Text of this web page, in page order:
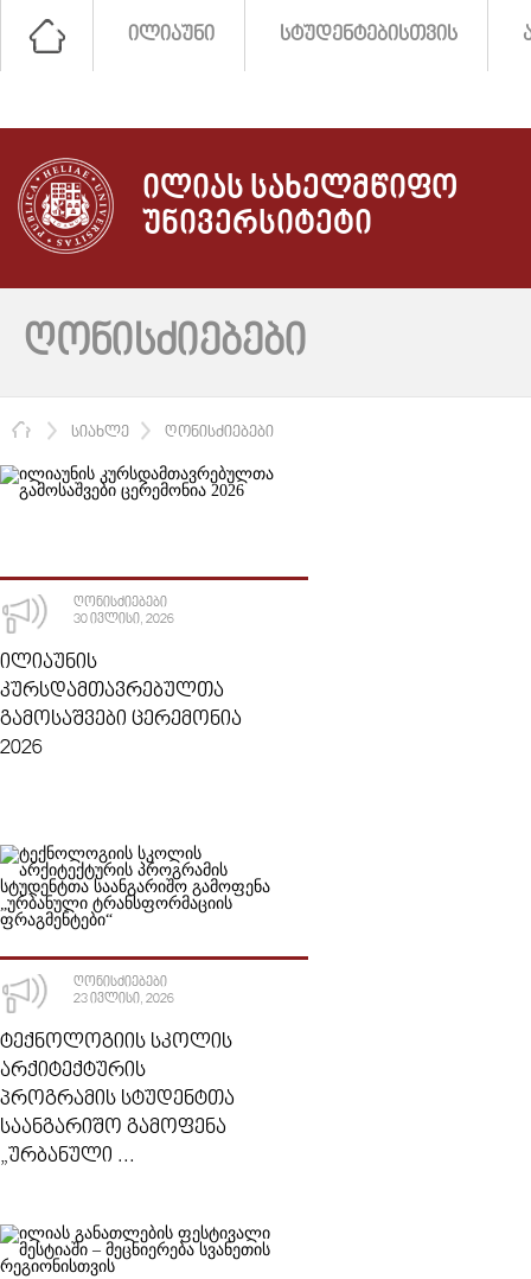
ᲘᲚᲘᲐᲣᲜᲘ ᲡᲢᲣᲓᲔᲜᲢᲔᲑᲘᲡᲗᲕᲘᲡ
ᲘᲚᲘᲐᲡ ᲡᲐᲮᲔᲚᲛᲬᲘᲤᲝ
ᲣᲜᲘᲕᲔᲠᲡᲘᲢᲔᲢᲘ
ᲦᲝᲜᲘᲡᲫᲘᲔᲑᲔᲑᲘ
ᲛᲗᲐᲕᲐᲠᲘ
ᲡᲘᲐᲮᲚᲔ ᲦᲝᲜᲘᲡᲫᲘᲔᲑᲔᲑᲘ
ᲦᲝᲜᲘᲡᲫᲘᲔᲑᲔᲑᲘ
30 ᲘᲕᲚᲘᲡᲘ, 2026
ᲘᲚᲘᲐᲣᲜᲘᲡ
ᲙᲣᲠᲡᲓᲐᲛᲗᲐᲕᲠᲔᲑᲣᲚᲗᲐ
ᲒᲐᲛᲝᲡᲐᲨᲕᲔᲑᲘ ᲪᲔᲠᲔᲛᲝᲜᲘᲐ
2026
ᲦᲝᲜᲘᲡᲫᲘᲔᲑᲔᲑᲘ
23 ᲘᲕᲚᲘᲡᲘ, 2026
ᲢᲔᲥᲜᲝᲚᲝᲒᲘᲘᲡ ᲡᲙᲝᲚᲘᲡ
ᲐᲠᲥᲘᲢᲔᲥᲢᲣᲠᲘᲡ
ᲞᲠᲝᲒᲠᲐᲛᲘᲡ ᲡᲢᲣᲓᲔᲜᲢᲗᲐ
ᲡᲐᲐᲜᲒᲐᲠᲘᲨᲝ ᲒᲐᲛᲝᲤᲔᲜᲐ
„ᲣᲠᲑᲐᲜᲣᲚᲘ ...